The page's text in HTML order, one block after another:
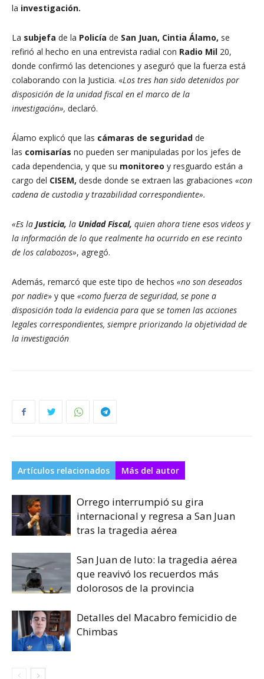
la investigación.
La subjefa de la Policía de San Juan, Cintia Álamo, se
refirió al hecho en una entrevista radial con Radio Mil 20,
donde confirmó las detenciones y aseguró que la fuerza está
colaborando con la Justicia. «Los tres han sido detenidos por
disposición de la unidad fiscal en el marco de la
investigación», declaró.
Álamo explicó que las cámaras de seguridad de
las comisarías no pueden ser manipuladas por los jefes de
cada dependencia, y que su monitoreo y resguardo están a
cargo del CISEM, desde donde se extraen las grabaciones «con
cadena de custodia y trazabilidad correspondiente».
«Es la Justicia, la Unidad Fiscal, quien ahora tiene esos videos y
la información de lo que realmente ha ocurrido en ese recinto
de los calabozos», agregó.
Además, remarcó que este tipo de hechos «no son deseados
por nadie» y que «como fuerza de seguridad, se pone a
disposición toda la evidencia para que se tomen las acciones
legales correspondientes, siempre priorizando la objetividad de
la investigación
Artículos relacionados Más del autor
Orrego interrumpió su gira
internacional y regresa a San Juan
tras la tragedia aérea
San Juan de luto: la tragedia aérea
que reavivó los recuerdos más
dolorosos de la provincia
Detalles del Macabro femicidio de
Chimbas